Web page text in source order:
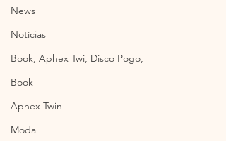
News
Notícias
Book, Aphex Twi, Disco Pogo,
Book
Aphex Twin
Moda